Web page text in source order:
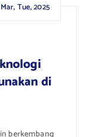
Mar, Tue, 2025
di